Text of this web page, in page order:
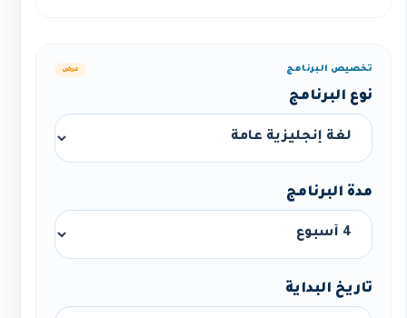
تخصيص البرنامج عرض
نوع البرنامج
مدة البرنامج
تاريخ البداية